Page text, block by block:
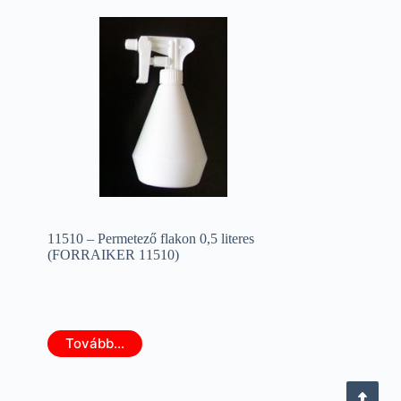
11510 – Permetező flakon 0,5 literes
(FORRAIKER 11510)
Tovább...